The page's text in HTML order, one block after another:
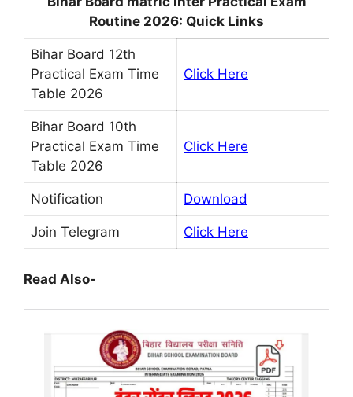
Routine 2026: Quick Links
Bihar Board 12th
Practical Exam Time
Table 2026
Click Here
Bihar Board 10th
Practical Exam Time
Table 2026
Click Here
Notification Download
Join Telegram Click Here
Read Also-